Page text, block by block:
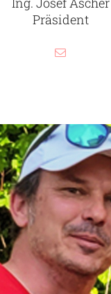
Präsident